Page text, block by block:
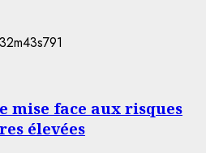
mise face aux risques
élevées